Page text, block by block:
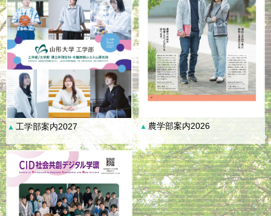
▲ 工学部案内2027 ▲ 農学部案内2026